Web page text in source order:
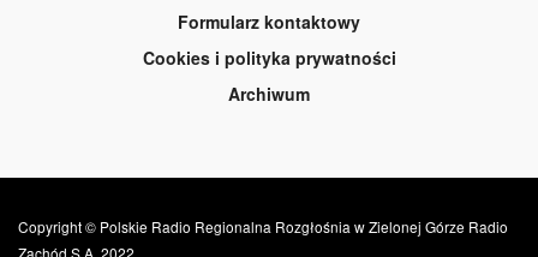
Formularz kontaktowy
Cookies i polityka prywatności
Archiwum
Copyright © Polskie Radio Regionalna Rozgłośnia w Zielonej Górze Radio